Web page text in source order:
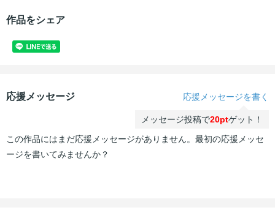
作品をシェア
応援メッセージ 応援メッセージを書く
メッセージ投稿で20ptゲット！
この作品にはまだ応援メッセージがありません。最初の応援メッセ
ージを書いてみませんか？